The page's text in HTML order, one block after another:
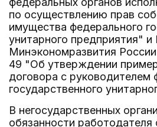
по осуществлению прав
имущества федерального
унитарного предприятия" и
Минэкономразвития
49 "Об утверждении
договора с руководителем
государственного
В негосударственных
обязанности